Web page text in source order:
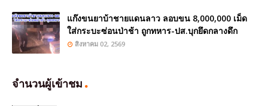
แก๊งขนยาบ้าชายแดนลาว ลอบขน 8,000,000 เม็ด
ใส่กระบะซ่อนป่าช้า ถูกทหาร-ปส.บุกยึดกลางดึก
สิงหาคม 02, 2569
จำนวนผู้เข้าชม